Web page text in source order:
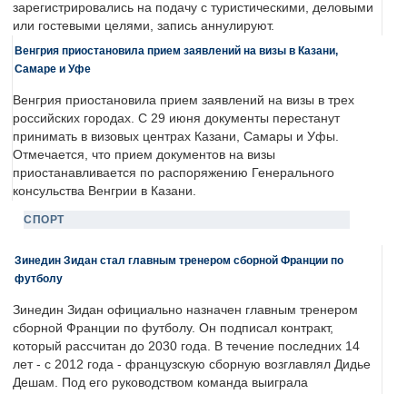
зарегистрировались на подачу с туристическими, деловыми
или гостевыми целями, запись аннулируют.
Венгрия приостановила прием заявлений на визы в Казани,
Самаре и Уфе
Венгрия приостановила прием заявлений на визы в трех
российских городах. С 29 июня документы перестанут
принимать в визовых центрах Казани, Самары и Уфы.
Отмечается, что прием документов на визы
приостанавливается по распоряжению Генерального
консульства Венгрии в Казани.
СПОРТ
Зинедин Зидан стал главным тренером сборной Франции по
футболу
Зинедин Зидан официально назначен главным тренером
сборной Франции по футболу. Он подписал контракт,
который рассчитан до 2030 года. В течение последних 14
лет - с 2012 года - французскую сборную возглавлял Дидье
Дешам. Под его руководством команда выиграла